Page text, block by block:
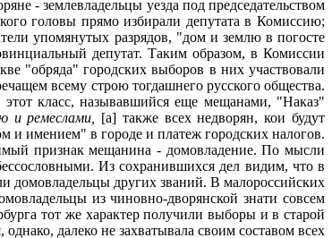
- землевладельцы уезда под председательством
головы прямо избирали депутата в Комиссию;
упомянутых разрядов, "дом и землю в погосте
депутат. Таким образом, в Комиссии
"обряда" городских выборов в них участвовали
всему строю тогдашнего русского общества.
класс, называвшийся еще мещанами, "Наказ"
и ремеслами, [а] также всех недворян, кои будут
и имением" в городе и платеж городских налогов.
признак мещанина - домовладение. По мысли
Из сохранившихся дел видим, что в
домовладельцы других званий. В малороссийских
из чиновно-дворянской знати совсем
тот же характер получили выборы и в старой
далеко не захватывала своим составом всех